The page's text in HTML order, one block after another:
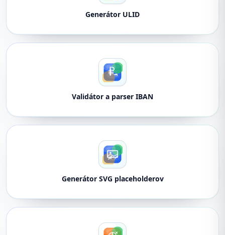
Generátor ULID
Validátor a parser IBAN
Generátor SVG placeholderov